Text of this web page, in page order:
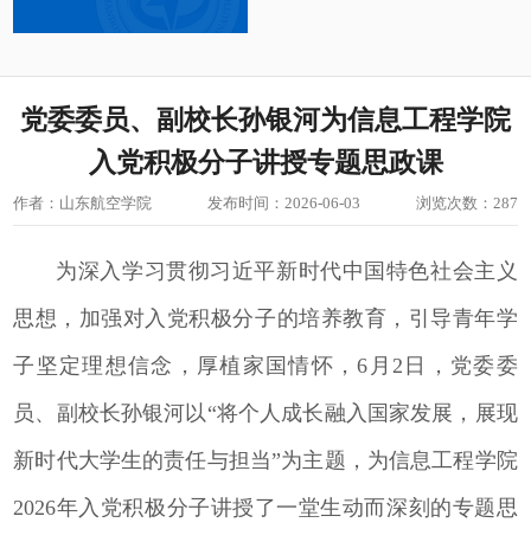
党委委员、副校长孙银河为信息工程学院
入党积极分子讲授专题思政课
作者：山东航空学院 发布时间：2026-06-03 浏览次数： 287
为深入学习贯彻习近平新时代中国特色社会主义
思想，加强对入党积极分子的培养教育，引导青年学
子坚定理想信念，厚植家国情怀，6月2日，党委委
员、副校长孙银河以“将个人成长融入国家发展，展现
新时代大学生的责任与担当”为主题，为信息工程学院
2026年入党积极分子讲授了一堂生动而深刻的专题思